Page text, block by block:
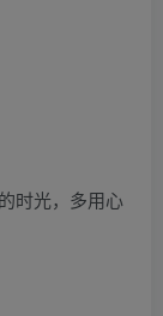
时光，多用心